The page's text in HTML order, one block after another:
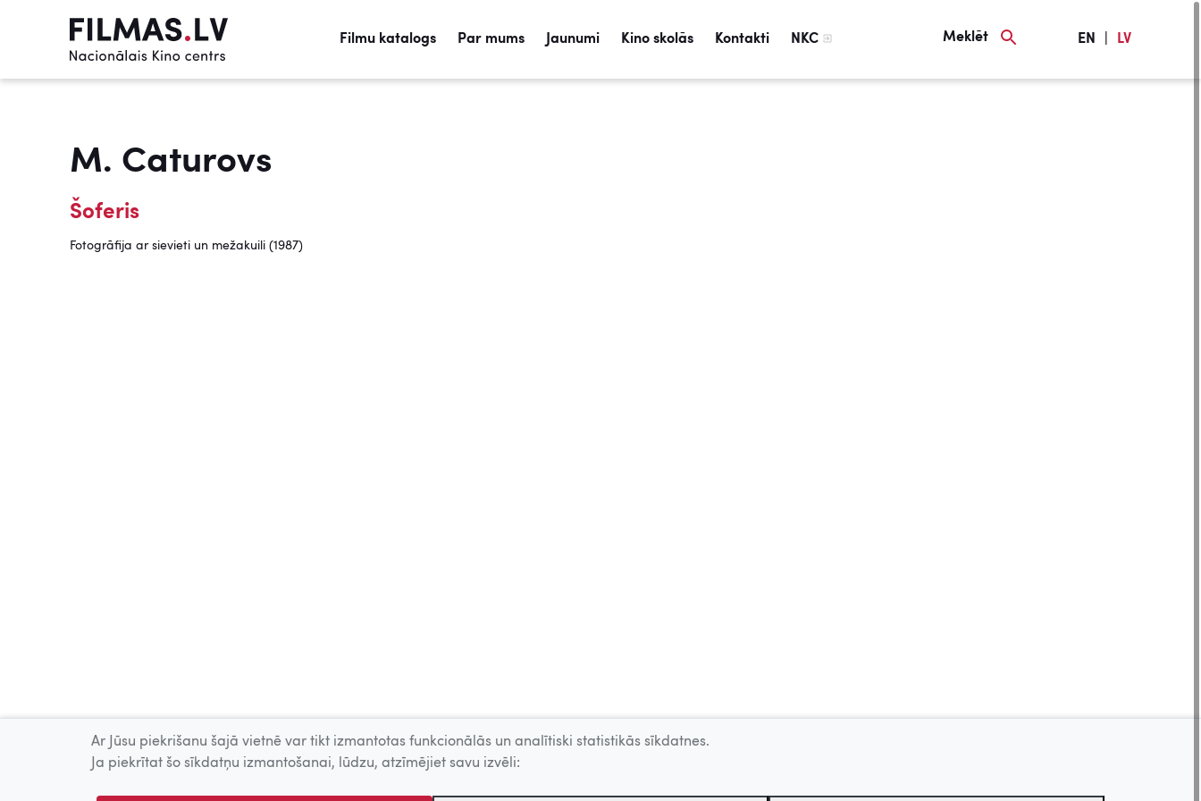
Filmu katalogs Par mums Jaunumi Kino skolās Kontakti NKC Meklēt EN LV
M. Caturovs
Šoferis
Fotogrāfija ar sievieti un mežakuili (1987)
Ar Jūsu piekrišanu šajā vietnē var tikt izmantotas funkcionālās un analītiski statistikās sīkdatnes.
Ja piekrītat šo sīkdatņu izmantošanai, lūdzu, atzīmējiet savu izvēli: